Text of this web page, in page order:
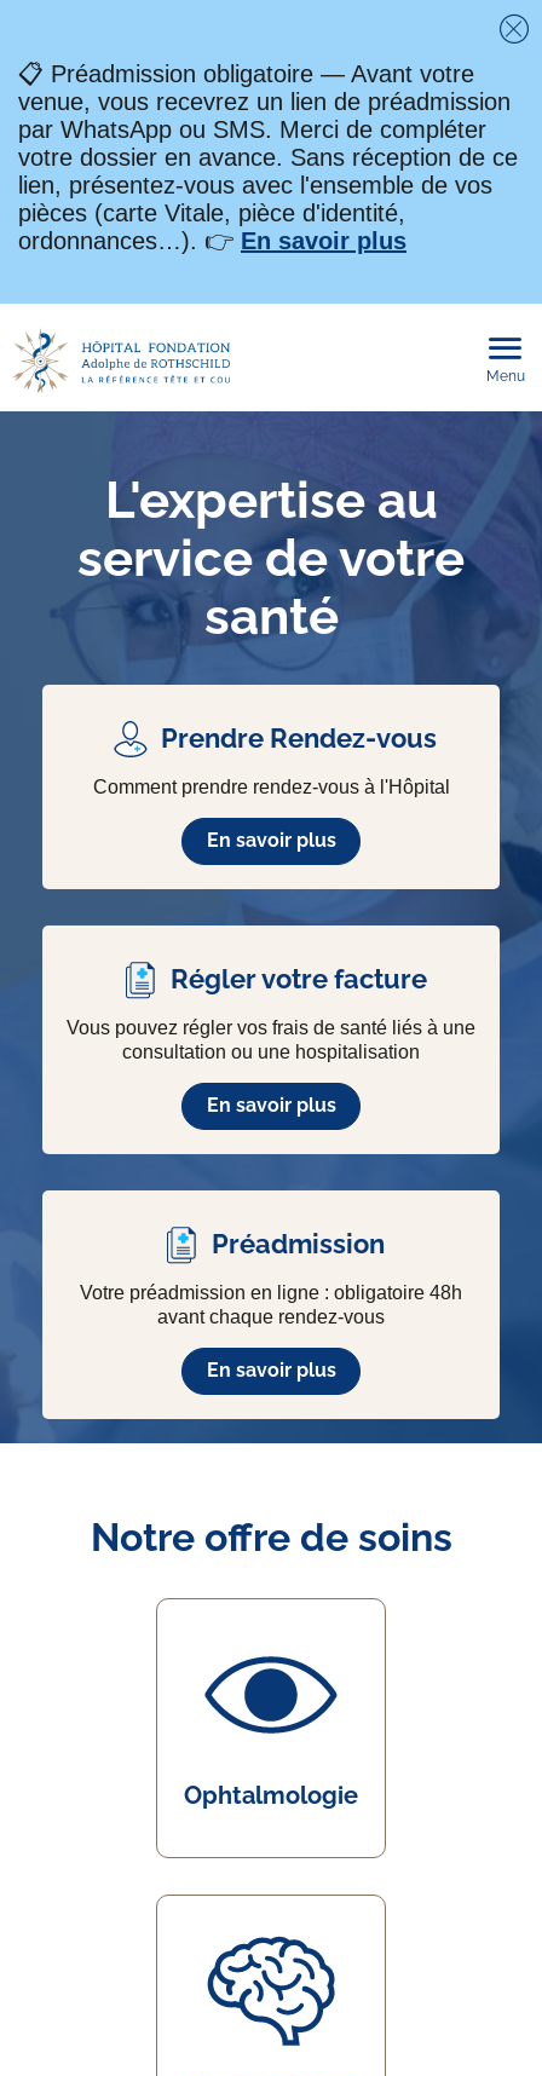
📋 Préadmission obligatoire — Avant votre
venue, vous recevrez un lien de préadmission
par WhatsApp ou SMS. Merci de compléter
votre dossier en avance. Sans réception de ce
lien, présentez-vous avec l'ensemble de vos
pièces (carte Vitale, pièce d'identité,
ordonnances…). 👉 En savoir plus
Menu
L'expertise au
service de votre
santé
Prendre Rendez-vous
Comment prendre rendez-vous à l'Hôpital
En savoir plus
Régler votre facture
Vous pouvez régler vos frais de santé liés à une
consultation ou une hospitalisation
En savoir plus
Préadmission
Votre préadmission en ligne : obligatoire 48h
avant chaque rendez-vous
En savoir plus
Notre offre de soins
Ophtalmologie